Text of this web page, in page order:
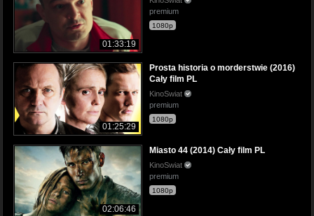
01:33:19
premium
1080p
01:25:29
Prosta historia o morderstwie (2016)
Cały film PL
KinoSwiat
premium
1080p
02:06:46
Miasto 44 (2014) Cały film PL
KinoSwiat
premium
1080p